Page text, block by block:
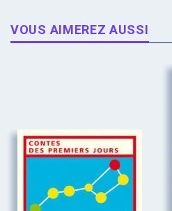
VOUS AIMEREZ AUSSI